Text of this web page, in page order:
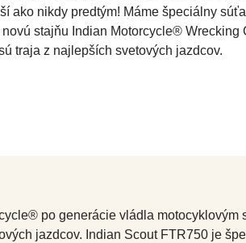
ako nikdy predtým! Máme špeciálny
stajňu Indian Motorcycle®
traja z najlepších svetových jazdcov.
po generácie vládla
jazdcov. Indian Scout FTR750 je